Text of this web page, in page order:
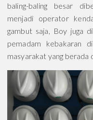
baling-baling besar
menjadi operator
gambut saja, Boy juga
pemadam kebakaran
masyarakat yang berada